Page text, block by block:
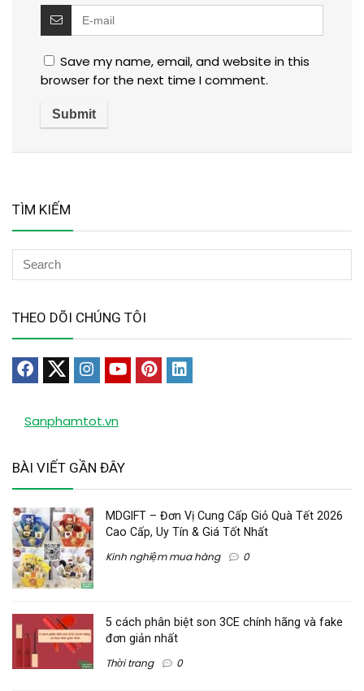
Save my name, email, and website in this
browser for the next time I comment.
TÌM KIẾM
THEO DÕI CHÚNG TÔI
Sanphamtot.vn
BÀI VIẾT GẦN ĐÂY
MDGIFT – Đơn Vị Cung Cấp Giỏ Quà Tết 2026
Cao Cấp, Uy Tín & Giá Tốt Nhất
Kinh nghiệm mua hàng 0
5 cách phân biệt son 3CE chính hãng và fake
đơn giản nhất
Thời trang 0